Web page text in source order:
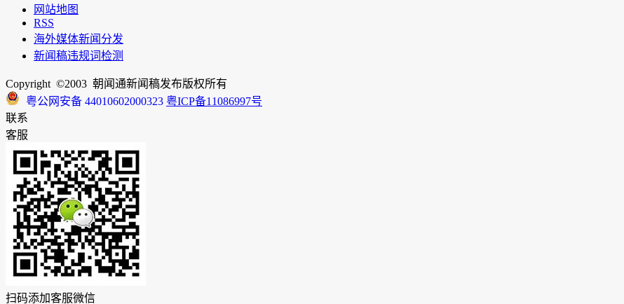
网站地图
RSS
海外媒体新闻分发
新闻稿违规词检测
Copyright ©2003 朝闻通新闻稿发布版权所有
粤公网安备 44010602000323 粤ICP备11086997号
联系
客服
扫码添加客服微信